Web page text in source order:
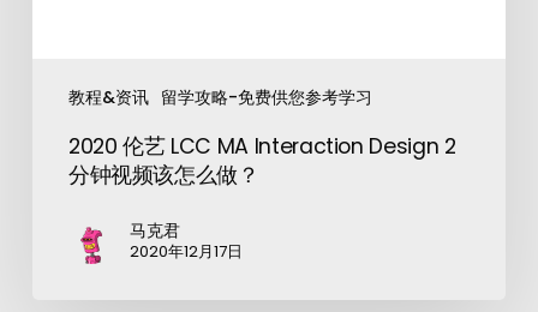
教程&资讯 留学攻略-免费供您参考学习
2020 伦艺 LCC MA Interaction Design 2
分钟视频该怎么做？
马克君
2020年12月17日